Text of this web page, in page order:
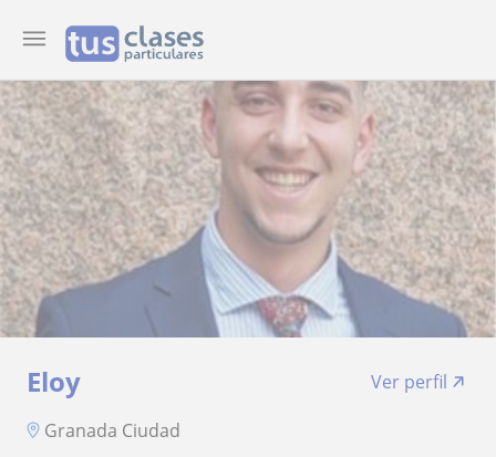
Eloy
Ver perfil
Granada Ciudad